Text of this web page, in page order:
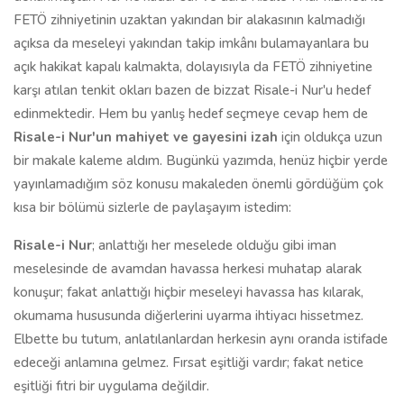
FETÖ zihniyetinin uzaktan yakından bir alakasının kalmadığı
açıksa da meseleyi yakından takip imkânı bulamayanlara bu
açık hakikat kapalı kalmakta, dolayısıyla da FETÖ zihniyetine
karşı atılan tenkit okları bazen de bizzat Risale-i Nur'u hedef
edinmektedir. Hem bu yanlış hedef seçmeye cevap hem de
Risale-i Nur'un mahiyet ve gayesini izah için oldukça uzun
bir makale kaleme aldım. Bugünkü yazımda, henüz hiçbir yerde
yayınlamadığım söz konusu makaleden önemli gördüğüm çok
kısa bir bölümü sizlerle de paylaşayım istedim:
Risale-i Nur; anlattığı her meselede olduğu gibi iman
meselesinde de avamdan havassa herkesi muhatap alarak
konuşur; fakat anlattığı hiçbir meseleyi havassa has kılarak,
okumama hususunda diğerlerini uyarma ihtiyacı hissetmez.
Elbette bu tutum, anlatılanlardan herkesin aynı oranda istifade
edeceği anlamına gelmez. Fırsat eşitliği vardır; fakat netice
eşitliği fıtri bir uygulama değildir.